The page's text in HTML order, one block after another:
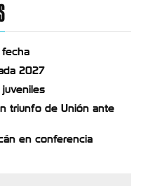
fecha
2027
triunfo de Unión ante
en conferencia